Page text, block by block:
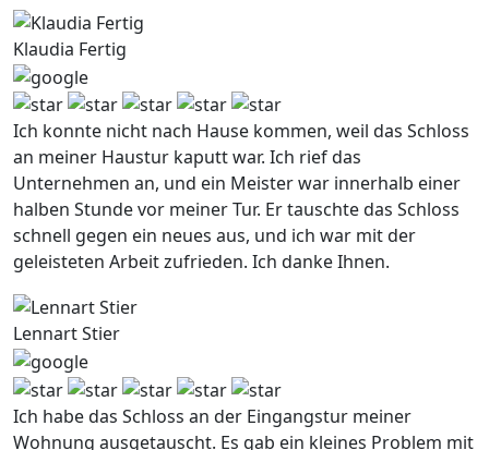
Klaudia Fertig
Ich konnte nicht nach Hause kommen, weil das Schloss
an meiner Haustur kaputt war. Ich rief das
Unternehmen an, und ein Meister war innerhalb einer
halben Stunde vor meiner Tur. Er tauschte das Schloss
schnell gegen ein neues aus, und ich war mit der
geleisteten Arbeit zufrieden. Ich danke Ihnen.
Lennart Stier
Ich habe das Schloss an der Eingangstur meiner
Wohnung ausgetauscht. Es gab ein kleines Problem mit